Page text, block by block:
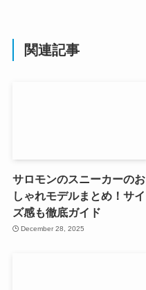
関連記事
サロモンのスニーカーのお
しゃれモデルまとめ！サイ
ズ感も徹底ガイド
December 28, 2025